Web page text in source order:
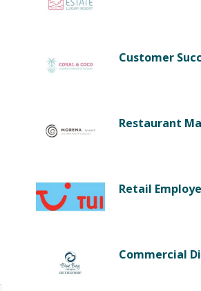
Customer
Restaurant
Retail
Commercial